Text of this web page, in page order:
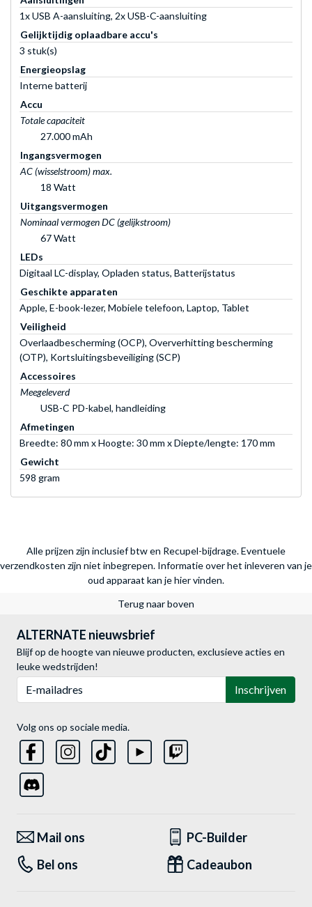
1x USB A-aansluiting, 2x USB-C-aansluiting
Gelijktijdig oplaadbare accu's
3 stuk(s)
Energieopslag
Interne batterij
Accu
Totale capaciteit
27.000 mAh
Ingangsvermogen
AC (wisselstroom) max.
18 Watt
Uitgangsvermogen
Nominaal vermogen DC (gelijkstroom)
67 Watt
LEDs
Digitaal LC-display, Opladen status, Batterijstatus
Geschikte apparaten
Apple, E-book-lezer, Mobiele telefoon, Laptop, Tablet
Veiligheid
Overlaadbescherming (OCP), Oververhitting bescherming
(OTP), Kortsluitingsbeveiliging (SCP)
Accessoires
Meegeleverd
USB-C PD-kabel, handleiding
Afmetingen
Breedte: 80 mm x Hoogte: 30 mm x Diepte/lengte: 170 mm
Gewicht
598 gram
Alle prijzen zijn inclusief btw en Recupel-bijdrage. Eventuele
verzendkosten zijn niet inbegrepen. Informatie over het inleveren van je
oud apparaat kan je hier vinden.
Terug naar boven
ALTERNATE nieuwsbrief
Blijf op de hoogte van nieuwe producten, exclusieve acties en
leuke wedstrijden!
Inschrijven
Volg ons op sociale media.
Mail ons
PC-Builder
Bel ons
Cadeaubon